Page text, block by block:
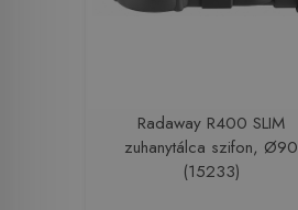
Radaway R400 SLIM
zuhanytálca szifon, Ø90
(15233)